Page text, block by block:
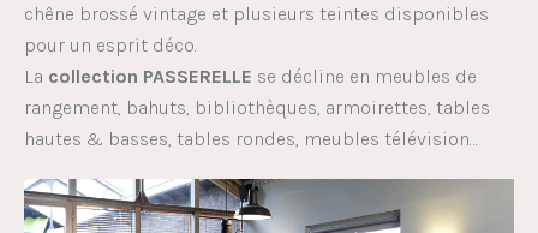
chêne brossé vintage et plusieurs teintes disponibles
pour un esprit déco.
La collection PASSERELLE se décline en meubles de
rangement, bahuts, bibliothèques, armoirettes, tables
hautes & basses, tables rondes, meubles télévision…